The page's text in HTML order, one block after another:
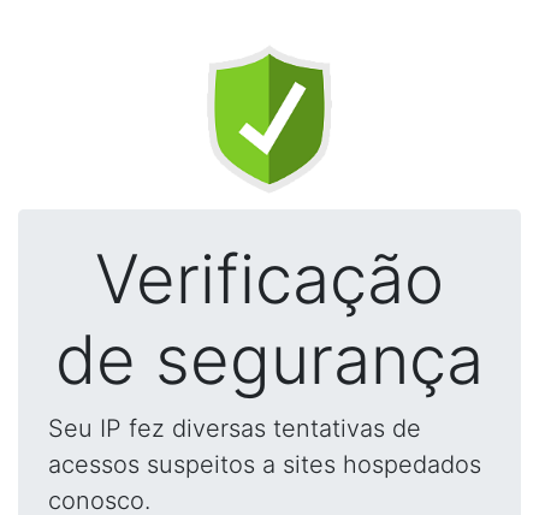
Verificação
de segurança
Seu IP fez diversas tentativas de
acessos suspeitos a sites hospedados
conosco.